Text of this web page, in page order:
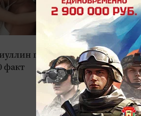
гаиләсе
факт
#Шоу-
Зәринә
кеше